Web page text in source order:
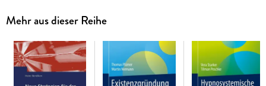
Strategien für herausfordernde Situationen vor und hilft
damit Introvertierten, Schwierigkeiten im Arbeitsalltag
schneller zu erkennen und eine persönliche Strategie zu
entwickeln.
Mehr aus dieser Reihe